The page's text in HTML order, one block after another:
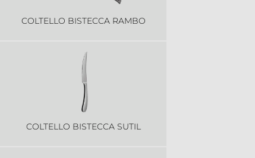
COLTELLO BISTECCA RAMBO
COLTELLO BISTECCA SUTIL